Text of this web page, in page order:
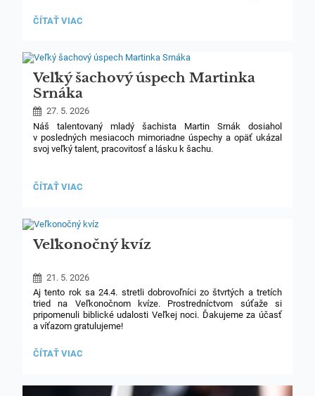
prijatia.
VÝSLEDKY
OSEMROČNÉ
GYMNÁZIUM:
ČÍTAŤ VIAC
Veľký šachový úspech Martinka
Srnáka
27. 5. 2026
Náš talentovaný mladý šachista Martin Srnák dosiahol
v posledných mesiacoch mimoriadne úspechy a opäť ukázal
svoj veľký talent, pracovitosť a lásku k šachu.
v štandardnom šachu, kde si v kategórii chlapcov do 12 rokov
VEĽKÝ
MARTINKA
SRNÁKA:
ČÍTAŤ VIAC
Veľkonočný kvíz
21. 5. 2026
Aj tento rok sa 24.4. stretli dobrovoľníci zo štvrtých a tretích
tried na Veľkonočnom kvíze. Prostredníctvom súťaže si
pripomenuli biblické udalosti Veľkej noci. Ďakujeme za účasť
a víťazom gratulujeme!
VEĽKONOČNÝ
ČÍTAŤ VIAC